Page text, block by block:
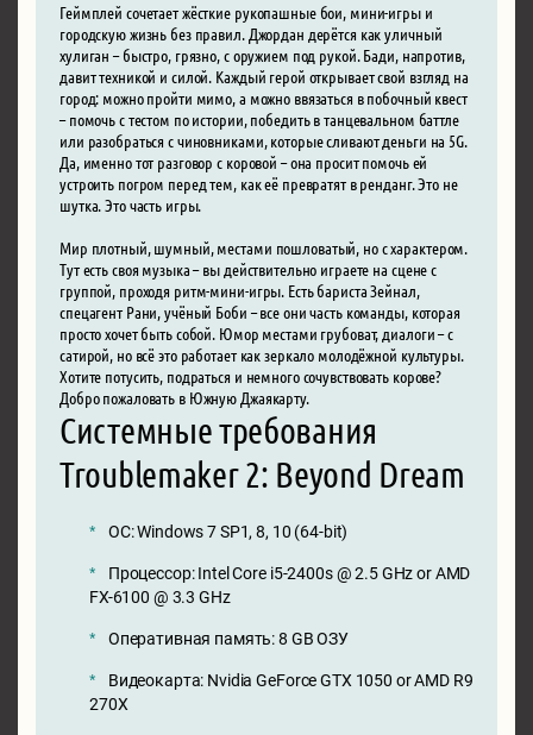
Геймплей сочетает жёсткие рукопашные бои, мини-игры и
городскую жизнь без правил. Джордан дерётся как уличный
хулиган – быстро, грязно, с оружием под рукой. Бади, напротив,
давит техникой и силой. Каждый герой открывает свой взгляд на
город: можно пройти мимо, а можно ввязаться в побочный квест
– помочь с тестом по истории, победить в танцевальном баттле
или разобраться с чиновниками, которые сливают деньги на 5G.
Да, именно тот разговор с коровой – она просит помочь ей
устроить погром перед тем, как её превратят в ренданг. Это не
шутка. Это часть игры.
Мир плотный, шумный, местами пошловатый, но с характером.
Тут есть своя музыка – вы действительно играете на сцене с
группой, проходя ритм-мини-игры. Есть бариста Зейнал,
спецагент Рани, учёный Боби – все они часть команды, которая
просто хочет быть собой. Юмор местами грубоват, диалоги – с
сатирой, но всё это работает как зеркало молодёжной культуры.
Хотите потусить, подраться и немного сочувствовать корове?
Добро пожаловать в Южную Джаякарту.
Системные требования
Troublemaker 2: Beyond Dream
ОС: Windows 7 SP1, 8, 10 (64-bit)
Процессор: Intel Core i5-2400s @ 2.5 GHz or AMD
FX-6100 @ 3.3 GHz
Оперативная память: 8 GB ОЗУ
Видеокарта: Nvidia GeForce GTX 1050 or AMD R9
270X